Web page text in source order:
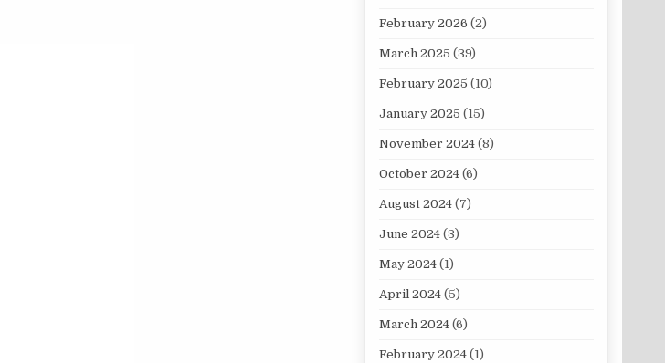
February 2026 (2)
March 2025 (39)
February 2025 (10)
January 2025 (15)
November 2024(8)
October 2024(6)
August 2024(7)
June 2024(3)
May 2024(1)
April 2024(5)
March 2024(6)
February 2024(1)